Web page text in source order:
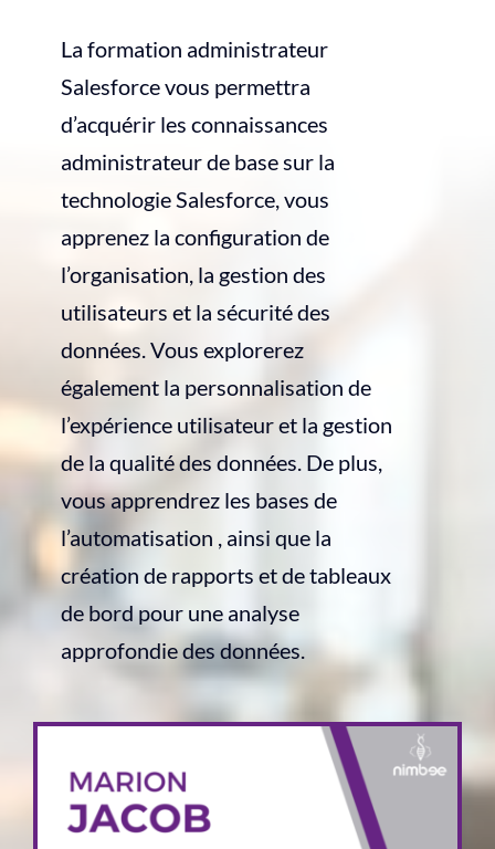
Blog
La formation administrateur
Salesforce vous permettra
d’acquérir les connaissances
administrateur de base sur la
technologie Salesforce, vous
apprenez la configuration de
l’organisation, la gestion des
utilisateurs et la sécurité des
données. Vous explorerez
également la personnalisation de
l’expérience utilisateur et la gestion
de la qualité des données. De plus,
vous apprendrez les bases de
l’automatisation , ainsi que la
création de rapports et de tableaux
de bord pour une analyse
approfondie des données.